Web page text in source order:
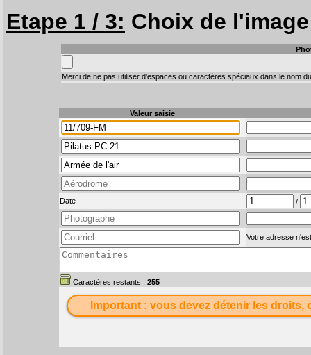
Etape 1 / 3: Choix de
Merci de ne pas utiliser d'espaces ou caractères spéciaux dans le nom
Valeur saisie
Date /
Votre adresse
Caractères restants : 255
Important : vous devez détenir les